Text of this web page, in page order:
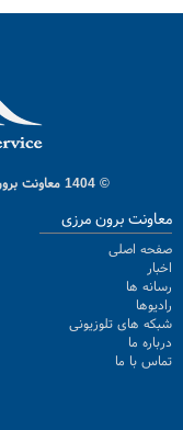
© 1404 معاونت برون مرزی صدا و سیمای جمهوری اسلامی ایران
معاونت برون مرزی
صفحه اصلی
اخبار
رسانه ها
رادیوها
شبکه های تلوزیونی
درباره ما
تماس با ما